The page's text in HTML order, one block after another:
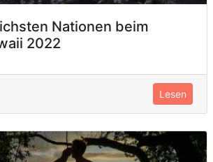
Nationen beim
2022
Lesen